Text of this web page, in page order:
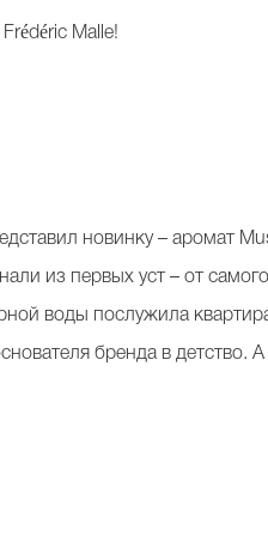
Malle!
новинку – аромат
из первых уст – от
воды послужила
бренда в детство. А